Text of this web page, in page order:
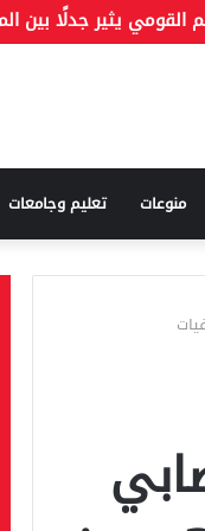
منوعات تعليم وجامعات